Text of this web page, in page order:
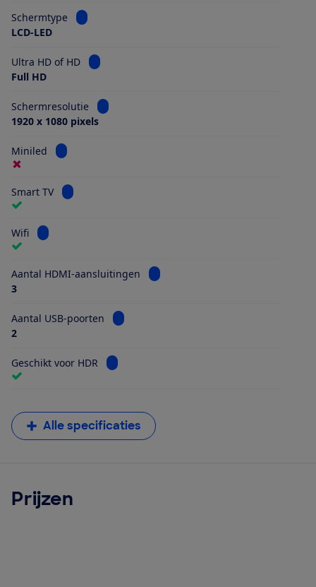
Schermtype
Bekijk informatie voor Schermtype
LCD-LED
Ultra HD of HD
Bekijk informatie voor Ultra HD of HD
Full HD
Schermresolutie
Bekijk informatie voor Schermresolutie
1920 x 1080 pixels
Miniled Bekijk informatie voor Miniled
Smart TV Bekijk informatie voor Smart TV
Wifi Bekijk informatie voor Wifi
Aantal HDMI-aansluitingen
Bekijk informatie voor Aantal
3
Aantal USB-poorten
Bekijk informatie voor Aantal USB-poorten
2
Geschikt voor HDR Bekijk informatie voor Geschikt voor HDR
Alle specificaties
Prijzen